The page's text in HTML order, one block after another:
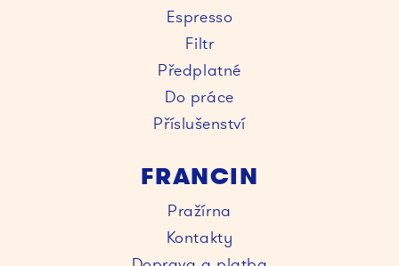
Espresso
Filtr
Předplatné
Do práce
Příslušenství
FRANCIN
Pražírna
Kontakty